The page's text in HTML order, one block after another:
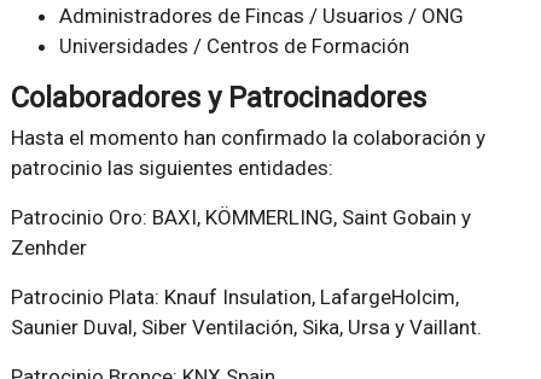
Administradores de Fincas / Usuarios / ONG
Universidades / Centros de Formación
Colaboradores y Patrocinadores
Hasta el momento han confirmado la colaboración y
patrocinio las siguientes entidades:
Patrocinio Oro: BAXI, KÖMMERLING, Saint Gobain y
Zenhder
Patrocinio Plata: Knauf Insulation, LafargeHolcim,
Saunier Duval, Siber Ventilación, Sika, Ursa y Vaillant.